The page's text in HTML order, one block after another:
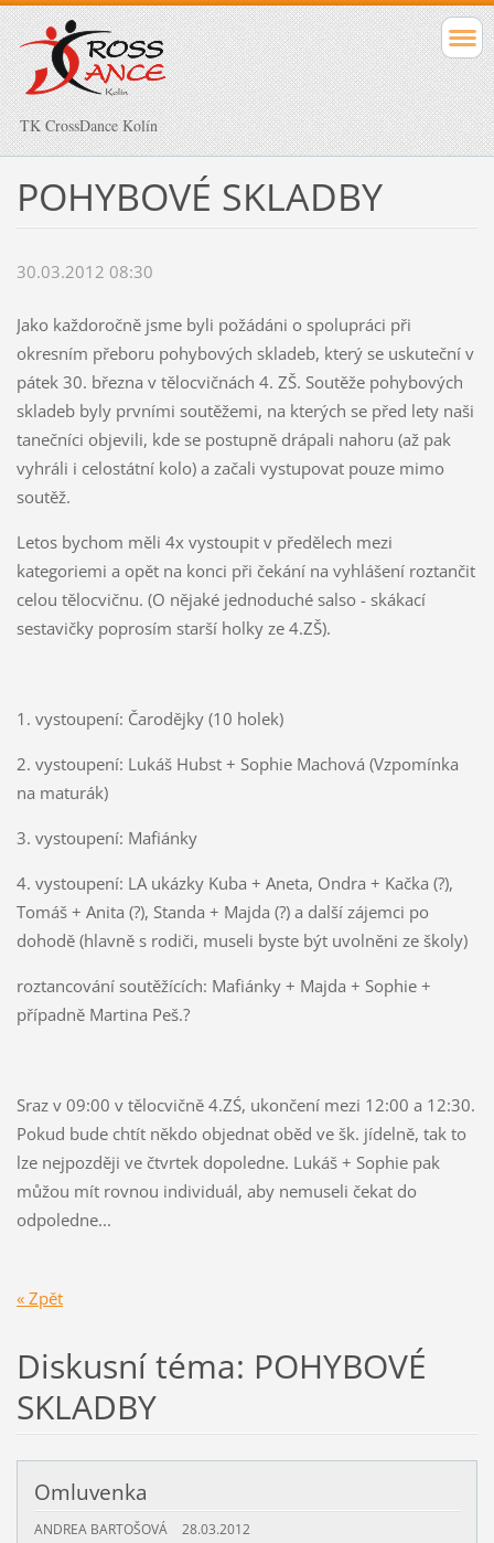
TK CrossDance Kolín
POHYBOVÉ SKLADBY
30.03.2012 08:30
Jako každoročně jsme byli požádáni o spolupráci při
okresním přeboru pohybových skladeb, který se uskuteční v
pátek 30. března v tělocvičnách 4. ZŠ. Soutěže pohybových
skladeb byly prvními soutěžemi, na kterých se před lety naši
tanečníci objevili, kde se postupně drápali nahoru (až pak
vyhráli i celostátní kolo) a začali vystupovat pouze mimo
soutěž.
Letos bychom měli 4x vystoupit v předělech mezi
kategoriemi a opět na konci při čekání na vyhlášení roztančit
celou tělocvičnu. (O nějaké jednoduché salso - skákací
sestavičky poprosím starší holky ze 4.ZŠ).
1. vystoupení: Čarodějky (10 holek)
2. vystoupení: Lukáš Hubst + Sophie Machová (Vzpomínka
na maturák)
3. vystoupení: Mafiánky
4. vystoupení: LA ukázky Kuba + Aneta, Ondra + Kačka (?),
Tomáš + Anita (?), Standa + Majda (?) a další zájemci po
dohodě (hlavně s rodiči, museli byste být uvolněni ze školy)
roztancování soutěžících: Mafiánky + Majda + Sophie +
případně Martina Peš.?
Sraz v 09:00 v tělocvičně 4.ZŚ, ukončení mezi 12:00 a 12:30.
Pokud bude chtít někdo objednat oběd ve šk. jídelně, tak to
lze nejpozději ve čtvrtek dopoledne. Lukáš + Sophie pak
můžou mít rovnou individuál, aby nemuseli čekat do
odpoledne...
« Zpět
Diskusní téma: POHYBOVÉ
SKLADBY
Omluvenka
ANDREA BARTOŠOVÁ 28.03.2012